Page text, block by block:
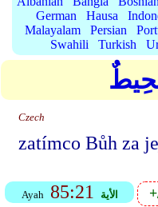
German
Hausa
Malayalam
Persian
Swahili
Turkish
Czech
zatímco Bůh za
Ayah 85:21 الأية